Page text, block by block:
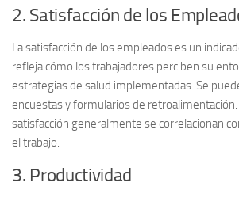
2. Satisfacción de los
Lasatisfacción de los empleadoses un
refleja cómo los trabajadores perciben su
estrategias de salud implementadas. Se
encuestas y formularios de
satisfacción generalmente se correlacionan
el trabajo.
3. Productividad